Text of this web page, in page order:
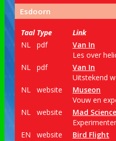
Esdoorn
Taal Type
Link
NL
pdf
Van In
Les over
NL
pdf
Van In
Uitstekend
NL
website
Museon
Vouw en
NL
website
Mad Science
EN
website
Bird Flight